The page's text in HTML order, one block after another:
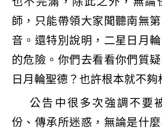
師，只能帶領大家聞聽南無
音。還特別說明，二星日月
的危險。你們去看看你們質
日月輪聖德？也許根本就不夠
公告中很多次強調不要
份、傳承所迷惑，無論是什